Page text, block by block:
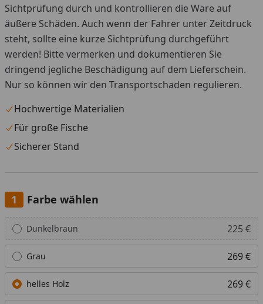
Sichtprüfung durch und kontrollieren die Ware auf
äußere Schäden. Auch wenn der Fahrer unter Zeitdruck
steht, sollte eine kurze Sichtprüfung durchgeführt
werden! Bitte vermerken und dokumentieren Sie
dringend jegliche Beschädigung auf dem Lieferschein.
Nur so können wir den Transportschaden regulieren.
Hochwertige Materialien
Für große Fische
Sicherer Stand
Farbe wählen
Alle anzeigen (5)
Dunkelbraun 225 €
Grau 269 €
helles Holz 269 €